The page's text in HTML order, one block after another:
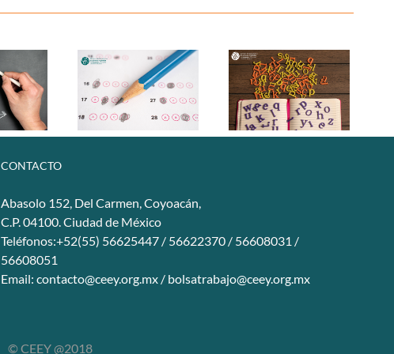
CONTACTO
Abasolo 152, Del Carmen, Coyoacán,
C.P. 04100. Ciudad de México
Teléfonos:+52(55) 56625447 / 56622370 / 56608031 /
56608051
Email: contacto@ceey.org.mx / bolsatrabajo@ceey.org.mx
© CEEY @2018